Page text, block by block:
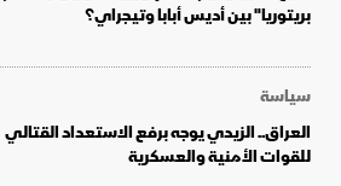
بريتوريا" بين أديس أبابا وتيجراي؟
سياسة
العراق.. الزيدي يوجه برفع الاستعداد القتالي
للقوات الأمنية والعسكرية